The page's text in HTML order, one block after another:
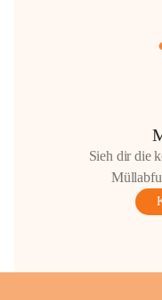
Sieh dir die